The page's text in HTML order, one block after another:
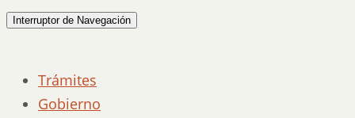
Interruptor de Navegación
Trámites
Gobierno